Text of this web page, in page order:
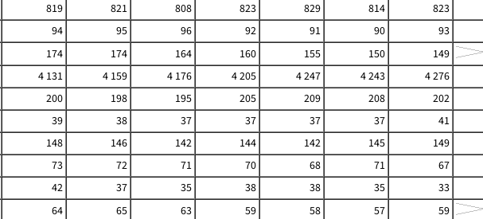
819 821 808 823 829 814
823
94 95 96 92 91 90
93
174 174 164 160 155 150
149
4 131 4 159 4 176 4 205 4 247 4 243
4 276
200 198 195 205 209 208
202
39 38 37 37 37 37
41
148 146 142 144 142 145
149
73 72 71 70 68 71
67
42 37 35 38 38 35
33
64 65 63 59 58 57
59